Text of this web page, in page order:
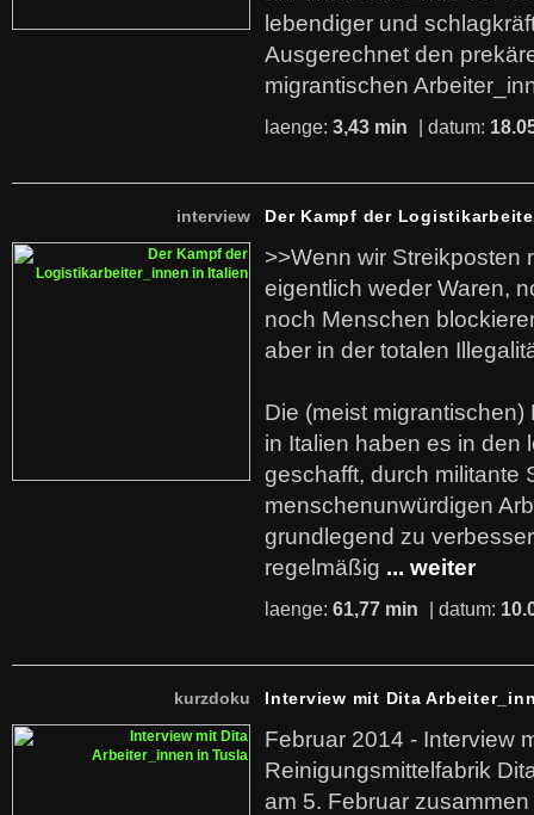
lebendiger und
Ausgerechnet den
migrantischen
laenge: 3,43 min | datum:
interview Der Kampf der
>>Wenn wir Streikposten
eigentlich weder Waren,
noch Menschen
aber in der totalen
Die (meist
in Italien haben es in den
geschafft, durch militante
menschenunwürdigen
grundlegend zu
regelmäßig ... weiter
laenge: 61,77 min | datum:
kurzdoku Interview mit Dita
Februar 2014 - Interview
Reinigungsmittelfabrik
am 5. Februar